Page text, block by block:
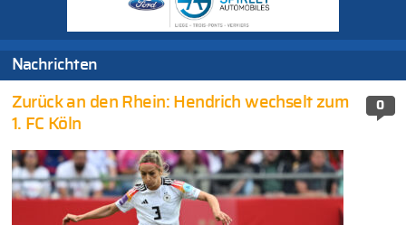
Nachrichten
0
Zurück an den Rhein: Hendrich wechselt zum
1. FC Köln